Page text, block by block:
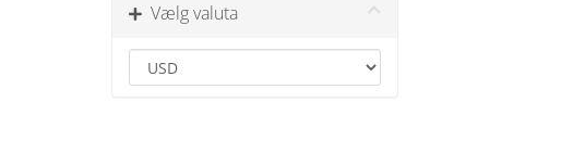
Vælg valuta